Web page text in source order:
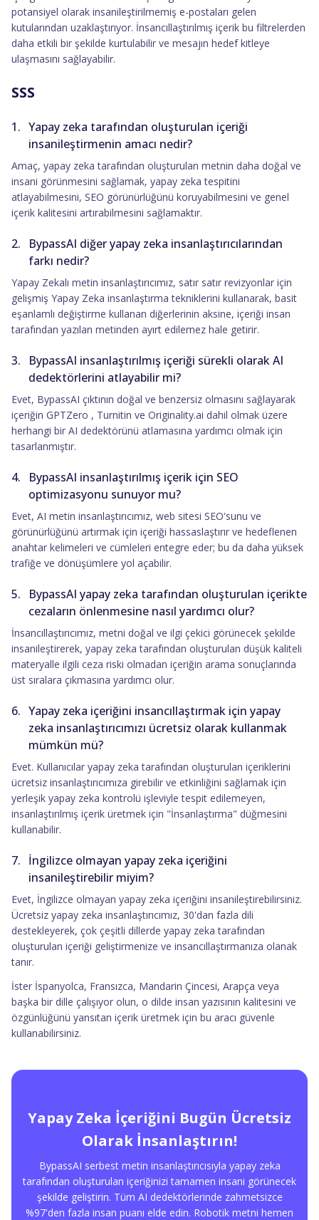
potansiyel olarak insanileştirilmemiş e-postaları gelen
kutularından uzaklaştırıyor. İnsancıllaştırılmış içerik bu filtrelerden
daha etkili bir şekilde kurtulabilir ve mesajın hedef kitleye
ulaşmasını sağlayabilir.
SSS
Yapay zeka tarafından oluşturulan içeriği
insanileştirmenin amacı nedir?
Amaç, yapay zeka tarafından oluşturulan metnin daha doğal ve
insani görünmesini sağlamak, yapay zeka tespitini
atlayabilmesini, SEO görünürlüğünü koruyabilmesini ve genel
içerik kalitesini artırabilmesini sağlamaktır.
BypassAI diğer yapay zeka insanlaştırıcılarından
farkı nedir?
Yapay Zekalı metin insanlaştırıcımız, satır satır revizyonlar için
gelişmiş Yapay Zeka insanlaştırma tekniklerini kullanarak, basit
eşanlamlı değiştirme kullanan diğerlerinin aksine, içeriği insan
tarafından yazılan metinden ayırt edilemez hale getirir.
BypassAI insanlaştırılmış içeriği sürekli olarak AI
dedektörlerini atlayabilir mi?
Evet, BypassAI çıktının doğal ve benzersiz olmasını sağlayarak
içeriğin GPTZero , Turnitin ve Originality.ai dahil olmak üzere
herhangi bir AI dedektörünü atlamasına yardımcı olmak için
tasarlanmıştır.
BypassAI insanlaştırılmış içerik için SEO
optimizasyonu sunuyor mu?
Evet, AI metin insanlaştırıcımız, web sitesi SEO'sunu ve
görünürlüğünü artırmak için içeriği hassaslaştırır ve hedeflenen
anahtar kelimeleri ve cümleleri entegre eder; bu da daha yüksek
trafiğe ve dönüşümlere yol açabilir.
BypassAI yapay zeka tarafından oluşturulan içerikte
cezaların önlenmesine nasıl yardımcı olur?
İnsancıllaştırıcımız, metni doğal ve ilgi çekici görünecek şekilde
insanileştirerek, yapay zeka tarafından oluşturulan düşük kaliteli
materyalle ilgili ceza riski olmadan içeriğin arama sonuçlarında
üst sıralara çıkmasına yardımcı olur.
Yapay zeka içeriğini insancıllaştırmak için yapay
zeka insanlaştırıcımızı ücretsiz olarak kullanmak
mümkün mü?
Evet. Kullanıcılar yapay zeka tarafından oluşturulan içeriklerini
ücretsiz insanlaştırıcımıza girebilir ve etkinliğini sağlamak için
yerleşik yapay zeka kontrolü işleviyle tespit edilemeyen,
insanlaştırılmış içerik üretmek için "İnsanlaştırma" düğmesini
kullanabilir.
İngilizce olmayan yapay zeka içeriğini
insanileştirebilir miyim?
Evet, İngilizce olmayan yapay zeka içeriğini insanileştirebilirsiniz.
Ücretsiz yapay zeka insanlaştırıcımız, 30'dan fazla dili
destekleyerek, çok çeşitli dillerde yapay zeka tarafından
oluşturulan içeriği geliştirmenize ve insancıllaştırmanıza olanak
tanır.
İster İspanyolca, Fransızca, Mandarin Çincesi, Arapça veya
başka bir dille çalışıyor olun, o dilde insan yazısının kalitesini ve
özgünlüğünü yansıtan içerik üretmek için bu aracı güvenle
kullanabilirsiniz.
Yapay Zeka İçeriğini Bugün Ücretsiz
Olarak İnsanlaştırın!
BypassAI serbest metin insanlaştırıcısıyla yapay zeka
tarafından oluşturulan içeriğinizi tamamen insani görünecek
şekilde geliştirin. Tüm AI dedektörlerinde zahmetsizce
%97'den fazla insan puanı elde edin. Robotik metni hemen